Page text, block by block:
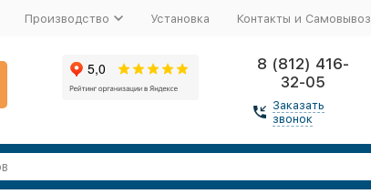
Производство Установка Контакты и Самовывоз
8 (812) 416-
32-05
Заказать
звонок